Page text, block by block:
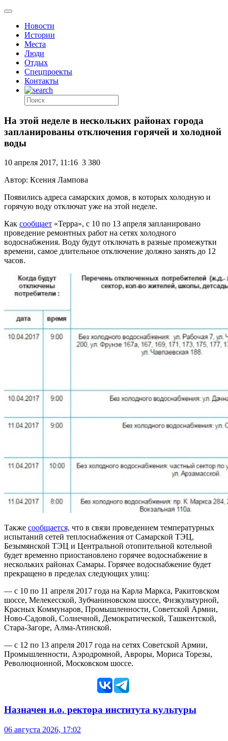
Новости
Истории
Места
Люди
Отдых
Спецпроекты
Контакты
На этой неделе в нескольких районах города
запланированы отключения горячей и холодной
воды
10 апреля 2017, 11:16 3 380
Автор: Ксения Лампова
Появились адреса самарских домов, в которых холодную и
горячую воду отключат уже на этой неделе.
Как сообщает «Терра», с 10 по 13 апреля запланировано
проведение ремонтных работ на сетях холодного
водоснабжения. Воду будут отключать в разные промежутки
времени, самое длительное отключение должно занять до 12
часов.
Также сообщается, что в связи проведением температурных
испытаний сетей теплоснабжения от Самарской ТЭЦ,
Безымянской ТЭЦ и Центральной отопительной котельной
будет временно приостановлено горячее водоснабжение в
нескольких районах Самары. Горячее водоснабжение будет
прекращено в пределах следующих улиц:
— с 10 по 11 апреля 2017 года на Карла Маркса, Ракитовском
шоссе, Мелекесской, Зубчаниновском шоссе, Физкультурной,
Красных Коммунаров, Промышленности, Советской Армии,
Ново-Садовой, Солнечной, Демократической, Ташкентской,
Стара-Загоре, Алма-Атинской.
— с 12 по 13 апреля 2017 года на сетях Советской Армии,
Промышленности, Аэродромной, Авроры, Мориса Торезы,
Революционной, Московском шоссе.
Назначен и.о. ректора института культуры
06 августа 2026, 17:02